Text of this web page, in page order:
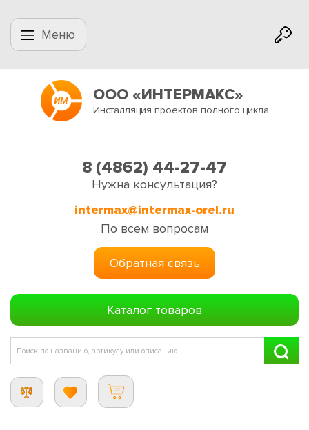
Меню
ООО «ИНТЕРМАКС»
Инсталляция проектов полного цикла
8 (4862) 44-27-47
Нужна консультация?
intermax@intermax-orel.ru
По всем вопросам
Обратная связь
Каталог товаров